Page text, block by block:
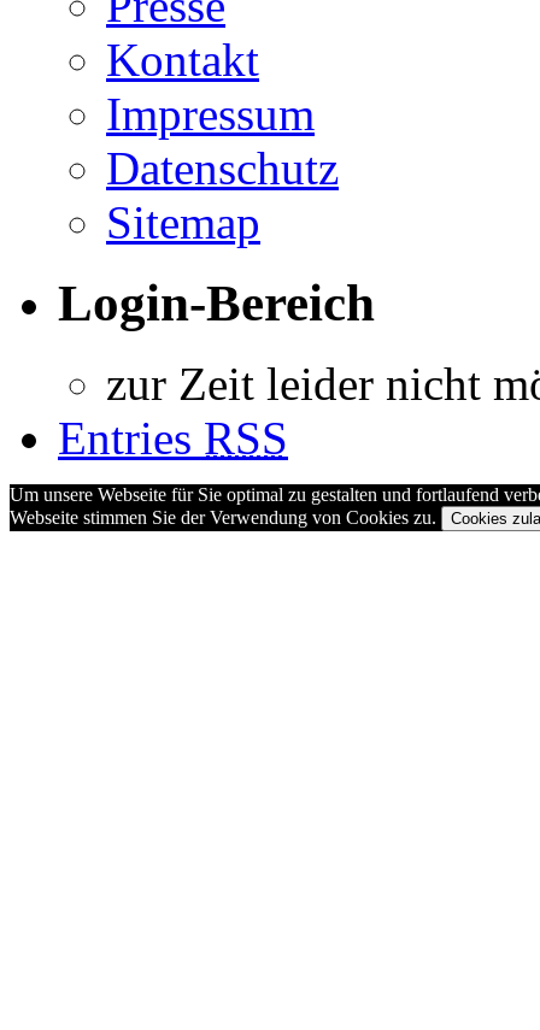
Kontakt
Impressum
Datenschutz
Sitemap
Login-Bereich
zur Zeit leider nicht
Entries RSS
Um unsere Webseite für Sie optimal zu gestalten und fortlaufend
Webseite stimmen Sie der Verwendung von Cookies zu.
Cookies